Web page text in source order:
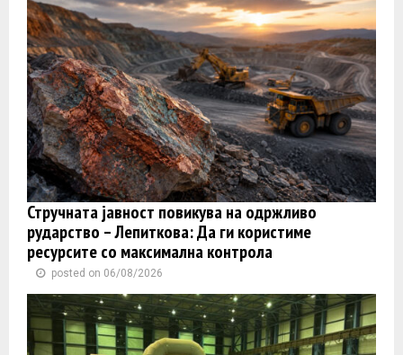
Стручната јавност повикува на одржливо
рударство – Лепиткова: Да ги користиме
ресурсите со максимална контрола
posted on 06/08/2026